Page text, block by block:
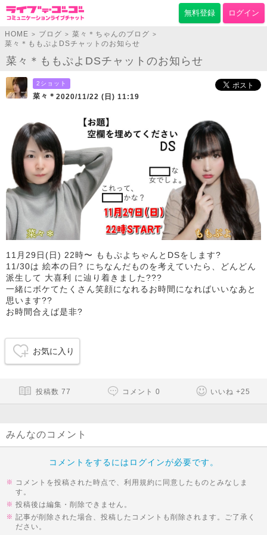
無料登録 ログイン
HOME > ブログ > 菜々＊ちゃんのブログ >
菜々＊ももぷよDSチャットのお知らせ
菜々＊ももぷよDSチャットのお知らせ
2ショット
菜々＊ 2020/11/22 (日) 11:19
11月29日(日) 22時〜 ももぷよちゃんとDSをします?
11/30は 絵本の日? にちなんだものを考えていたら、どんどん
派生して 大喜利 に辿り着きました???
一緒にボケてたくさん笑顔になれるお時間になればいいなあと
思います??
お時間合えば是非?
お気に入り
投稿数 77 コメント 0 いいね +25
みんなのコメント
コメントをするにはログインが必要です。
コメントを投稿された時点で、利用規約に同意したものとみなしま
す。
投稿後は編集・削除できません。
記事が削除された場合、投稿したコメントも削除されます。ご了承く
ださい。